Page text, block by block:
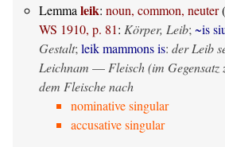
Lemmaleik: noun, common, neuter(
WS 1910, p. 81: Körper, Leib;~is
Gestalt;leik mammons is: der Leib
Leichnam —Fleisch (im Gegensatz
dem Fleische nach
nominative singular
accusative singular